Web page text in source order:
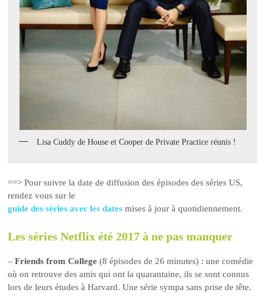
Lisa Cuddy de House et Cooper de Private Practice réunis !
==> Pour suivre la date de diffusion des épisodes des séries US,
rendez vous sur le
guide des séries avec les dates mises à jour à quotidiennement.
Les séries Netflix été 2017 à ne pas manquer
–Friends from College (8 épisodes de 26 minutes) : une comédie
où on retrouve des amis qui ont la quarantaine, ils se sont connus
lors de leurs études à Harvard. Une série sympa sans prise de tête.